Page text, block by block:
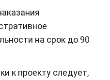
на срок до 90
к проекту следует,